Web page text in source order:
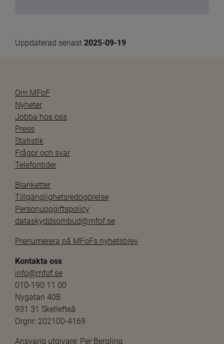
Uppdaterad senast 2025-09-19
Om MFoF
Nyheter
Jobba hos oss
Press
Statistik
Frågor och svar
Telefontider
Blanketter
Tillgänglighetsredogörelse
Personuppgiftspolicy
dataskyddsombud@mfof.se
Prenumerera på MFoFs nyhetsbrev
Kontakta oss
info@mfof.se
010-190 11 00
Nygatan 40B
931 31 Skellefteå
Orgnr: 202100-4169
Ansvarig utgivare: Per Bergling